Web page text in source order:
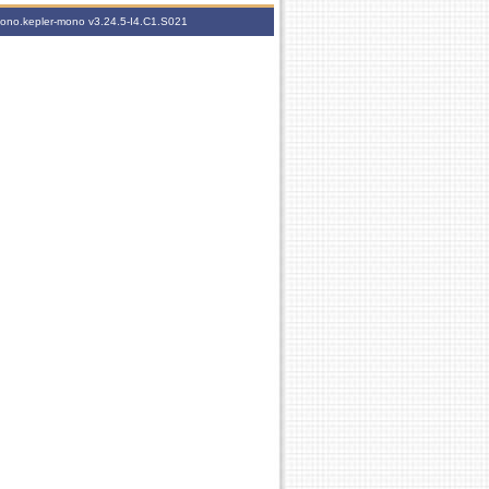
mono v3.24.5-I4.C1.S021